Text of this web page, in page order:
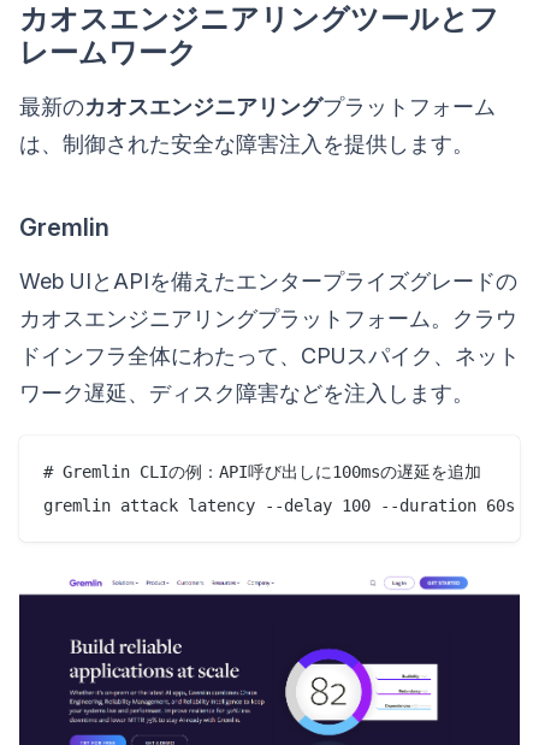
カオスエンジニアリングツールとフ
レームワーク
最新のカオスエンジニアリングプラットフォーム
は、制御された安全な障害注入を提供します。
Gremlin
Web UIとAPIを備えたエンタープライズグレードの
カオスエンジニアリングプラットフォーム。クラウ
ドインフラ全体にわたって、CPUスパイク、ネット
ワーク遅延、ディスク障害などを注入します。
# Gremlin CLIの例：API呼び出しに100msの遅延を追加